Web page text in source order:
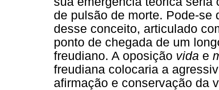
de pulsão de morte. Pode-se
desse conceito, articulado
ponto de chegada de um
freudiano. A oposição vida e
freudiana colocaria a
afirmação e conservação da